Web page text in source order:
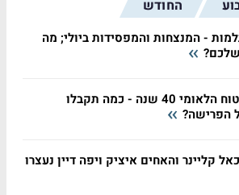
החודש
- המנצחות והמפסידות ביולי; מה
שילמתם לביטוח הלאומי 40 שנה - כמה תקבלו
הפרישה?
קליינר והאחים איציק ויפה דיין נעצרו